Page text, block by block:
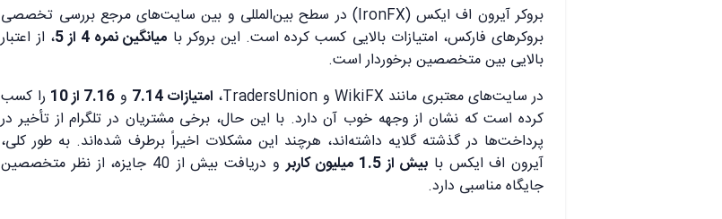
بروکر آیرون اف ایکس (IronFX) در سطح بین‌المللی و بین سایت‌های مرجع بررسی تخصصی
بروکرهای فارکس، امتیازات بالایی کسب کرده است. این بروکر با میانگین نمره 4 از 5
، از اعتبار
بالایی بین متخصصین برخوردار است.
در سایت‌های معتبری مانند WikiFX و TradersUnion،
امتیازات 7.14 و 7.16 از 10
را کسب
کرده است که نشان از وجهه خوب آن دارد. با این حال، برخی مشتریان در تلگرام از تأخیر در
پرداخت‌ها در گذشته گلایه داشته‌اند، هرچند این مشکلات اخیراً برطرف شده‌اند. به طور کلی،
آیرون اف ایکس با بیش از 1.5 میلیون کاربر
و دریافت بیش از 40 جایزه، از نظر متخصصین
جایگاه مناسبی دارد.